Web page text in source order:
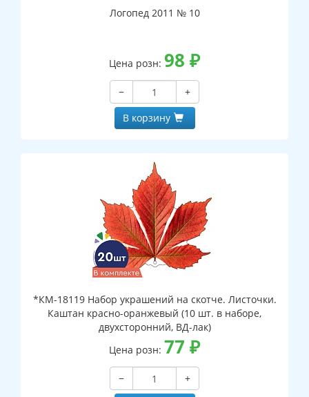
Логопед 2011 № 10
Цена розн: 98 ₽
−
+
В корзину
*КМ-18119 Набор украшений на скотче. Листочки.
Каштан красно-оранжевый (10 шт. в наборе,
двухсторонний, ВД-лак)
Цена розн: 77 ₽
−
+